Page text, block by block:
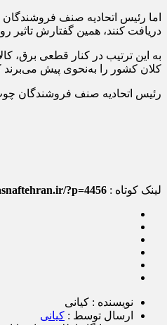
دریافت کنند، همین گفتارش تاثیر
به این ترتیب در کنار قطعی برق،
کلان کشور را به‌نحوی پیش
رئیس اتحادیه صنف فروشندگان چوب
لینک کوتاه : ?p=4456
نویسنده : کیانی
ارسال توسط : کیانی